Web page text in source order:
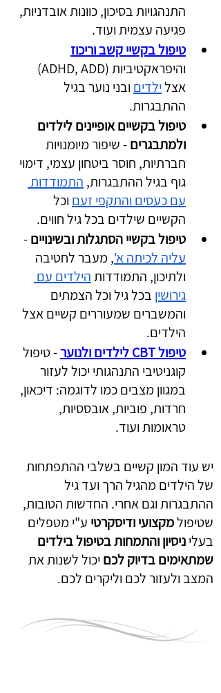
התנהגויות בסיכון, כוונות אובדניות,
פגיעה עצמית ועוד.
טיפול בקשיי קשב וריכוז
והיפראקטיביות (ADHD, ADD)
אצל ילדים ובני נוער בגיל
ההתבגרות.
טיפול בקשיים אופיינים לילדים
ולמתבגרים - שיפור מיומנויות
חברתיות, חוסר ביטחון עצמי, דימוי
גוף בגיל ההתבגרות, התמודדות
עם כעסים והתקפי זעם וכל
הקשיים שילדים בכל גיל חווים.
טיפול בקשיי הסתגלות ובשינויים -
עליה לכיתה א', מעבר לחטיבה
ולתיכון, התמודדות הילדים עם
גירושין בכל גיל וכל הצמתים
והמשברים שמעוררים קשיים אצל
הילדים.
טיפול CBT לילדים ולנוער
- טיפול
קוגניטיבי התנהגותי יכול לעזור
במגוון מצבים כמו לדוגמה: דיכאון,
חרדות, פוביות, אובססיות,
טראומות ועוד.
יש עוד המון קשיים בשלבי ההתפתחות
של הילדים מהגיל הרך ועד גיל
ההתבגרות וגם אחרי. החדשות הטובות,
שטיפול מקצועי ודיסקרטי ע"י מטפלים
בעלי ניסיון והתמחותבטיפול בילדים
שמתאימים בדיוק לכם יכול לשנות את
המצב ולעזור לכם וליקרים לכם.